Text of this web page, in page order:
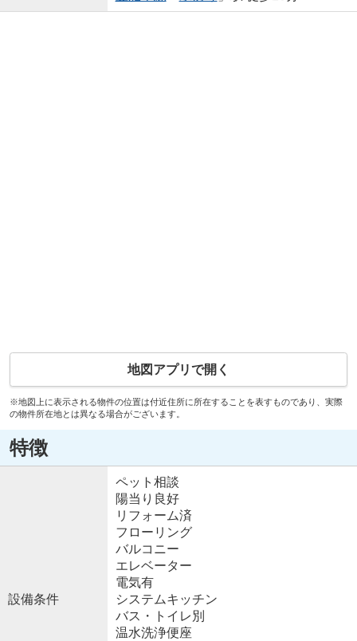
地図アプリで開く
※地図上に表示される物件の位置は付近住所に所在することを表すものであり、実際
の物件所在地とは異なる場合がございます。
特徴
設備条件
ペット相談
陽当り良好
リフォーム済
フローリング
バルコニー
エレベーター
電気有
システムキッチン
バス・トイレ別
温水洗浄便座